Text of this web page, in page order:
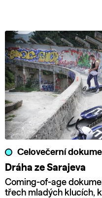
Celovečerní
Dráha ze Sarajeva
Coming-of-age
třech mladých klucích,